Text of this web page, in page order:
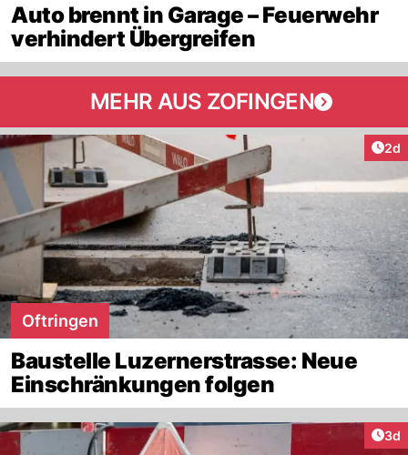
Auto brennt in Garage – Feuerwehr
verhindert Übergreifen
MEHR AUS ZOFINGEN
2d
Oftringen
Baustelle Luzernerstrasse: Neue
Einschränkungen folgen
3d